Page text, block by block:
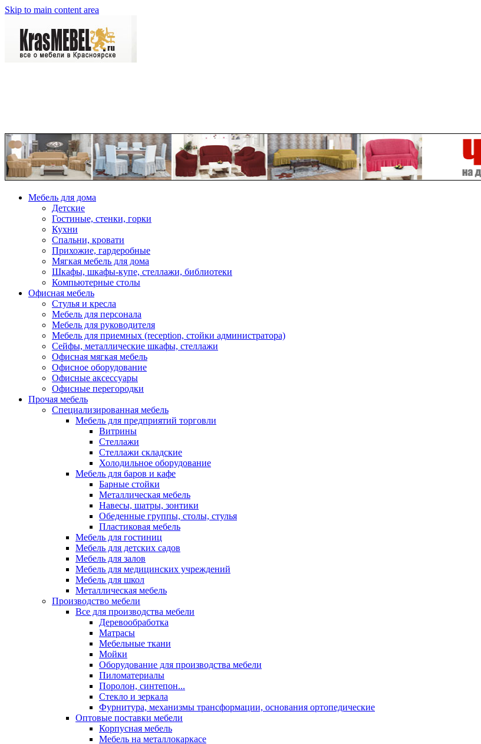
Skip to main content area
Мебель для дома
Детские
Гостиные, стенки, горки
Кухни
Спальни, кровати
Прихожие, гардеробные
Мягкая мебель для дома
Шкафы, шкафы-купе, стеллажи, библиотеки
Компьютерные столы
Офисная мебель
Стулья и кресла
Мебель для персонала
Мебель для руководителя
Мебель для приемных (reception, стойки администратора)
Сейфы, металлические шкафы, стеллажи
Офисная мягкая мебель
Офисное оборудование
Офисные аксессуары
Офисные перегородки
Прочая мебель
Специализированная мебель
Мебель для предприятий торговли
Витрины
Стеллажи
Стеллажи складские
Холодильное оборудование
Мебель для баров и кафе
Барные стойки
Металлическая мебель
Навесы, шатры, зонтики
Обеденные группы, столы, стулья
Пластиковая мебель
Мебель для гостиниц
Мебель для детских садов
Мебель для залов
Мебель для медицинских учреждений
Мебель для школ
Металлическая мебель
Производство мебели
Все для производства мебели
Деревообработка
Матрасы
Мебельные ткани
Мойки
Оборудование для производства мебели
Пиломатериалы
Поролон, синтепон...
Стекло и зеркала
Фурнитура, механизмы трансформации, основания ортопедические
Оптовые поставки мебели
Корпусная мебель
Мебель на металлокаркасе